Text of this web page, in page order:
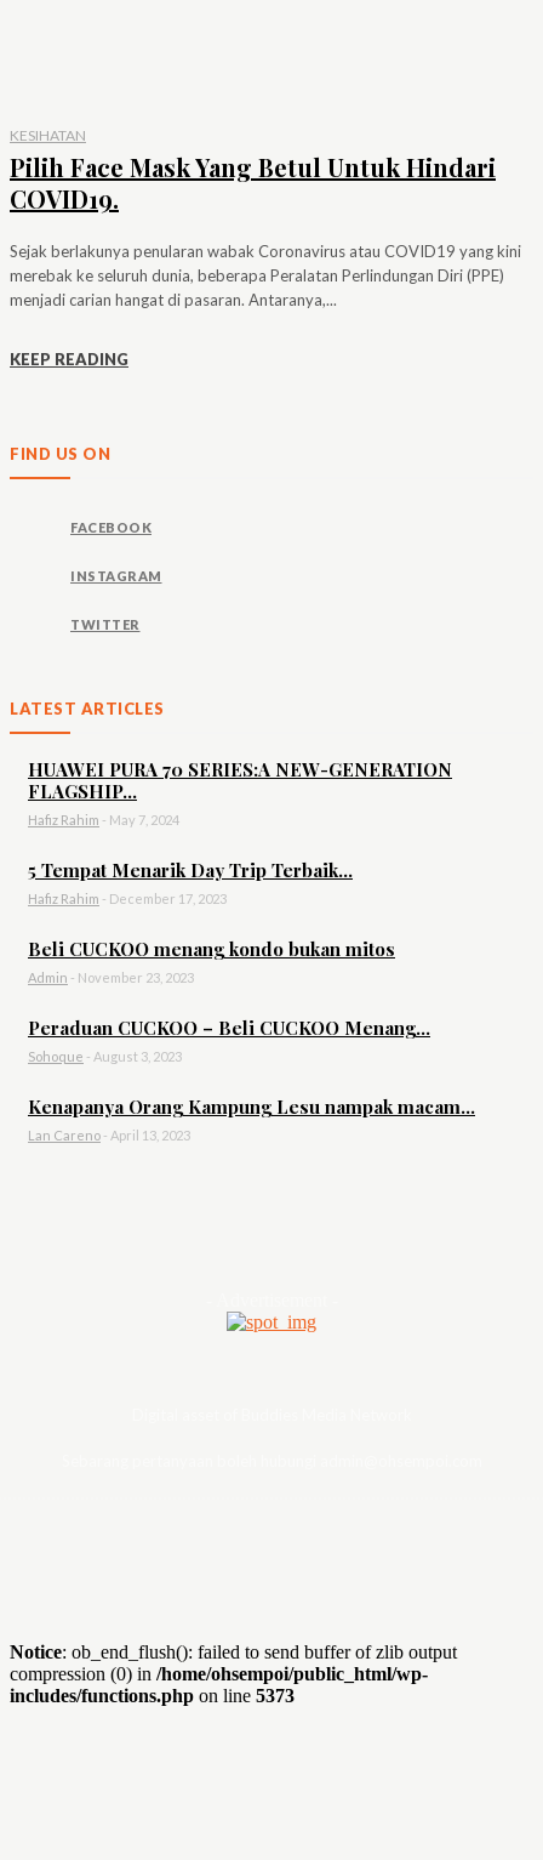
KESIHATAN
Pilih Face Mask Yang Betul Untuk Hindari
COVID19.
Sejak berlakunya penularan wabak Coronavirus atau COVID19 yang kini
merebak ke seluruh dunia, beberapa Peralatan Perlindungan Diri (PPE)
menjadi carian hangat di pasaran. Antaranya,...
KEEP READING
FIND US ON
FACEBOOK
INSTAGRAM
TWITTER
LATEST ARTICLES
HUAWEI PURA 70 SERIES:A NEW-GENERATION
FLAGSHIP...
Hafiz Rahim - May 7, 2024
5 Tempat Menarik Day Trip Terbaik...
Hafiz Rahim - December 17, 2023
Beli CUCKOO menang kondo bukan mitos
Admin - November 23, 2023
Peraduan CUCKOO – Beli CUCKOO Menang...
Sohoque - August 3, 2023
Kenapanya Orang Kampung Lesu nampak macam...
Lan Careno - April 13, 2023
Notice: ob_end_flush(): failed to send buffer of zlib output
compression (0) in /home/ohsempoi/public_html/wp-
includes/functions.php on line 5373